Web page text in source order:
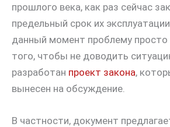
прошлого века, как раз сейчас
предельный срок их
данный момент проблему просто
того, чтобы не доводить
разработан проект закона,
вынесен на обсуждение.
В частности, документ